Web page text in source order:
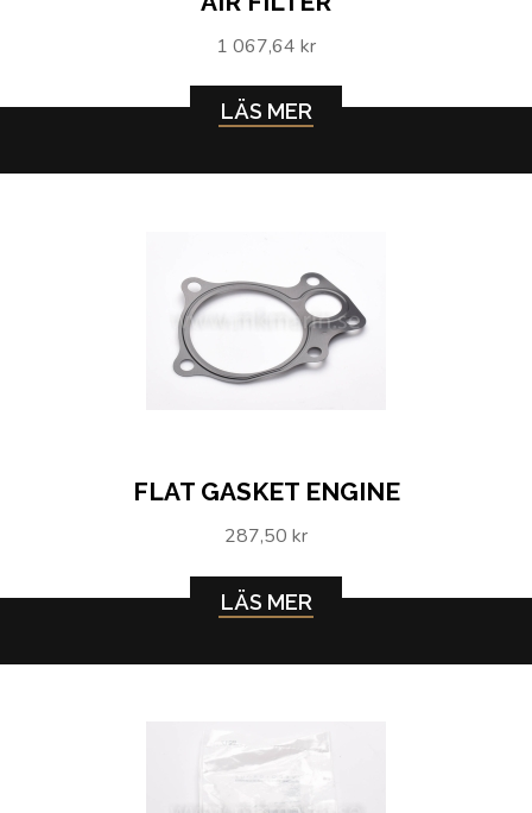
1 067,64 kr
LÄS MER
FLAT GASKET ENGINE
287,50 kr
LÄS MER